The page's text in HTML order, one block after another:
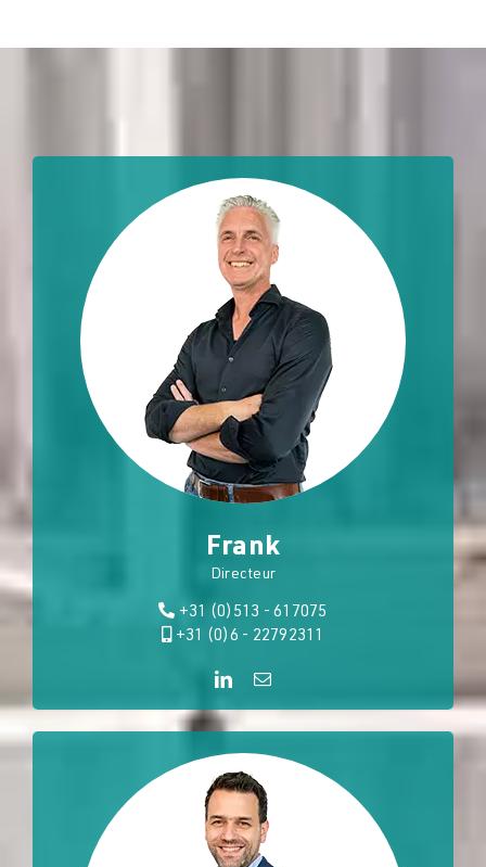
Frank
Directeur
+31 (0)513 - 617075
+31 (0)6 - 22792311